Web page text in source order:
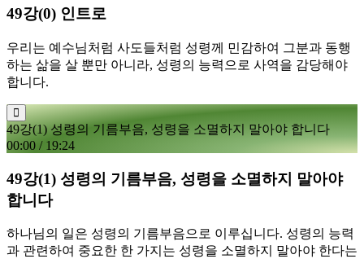
49강(0) 인트로
우리는 예수님처럼 사도들처럼 성령께 민감하여 그분과 동행
하는 삶을 살 뿐만 아니라, 성령의 능력으로 사역을 감당해야
합니다.
49강(1) 성령의 기름부음, 성령을 소멸하지 말아야 합니다
00:00 / 19:24
49강(1) 성령의 기름부음, 성령을 소멸하지 말아야
합니다
하나님의 일은 성령의 기름부음으로 이루십니다. 성령의 능력
과 관련하여 중요한 한 가지는 성령을 소멸하지 말아야 한다는